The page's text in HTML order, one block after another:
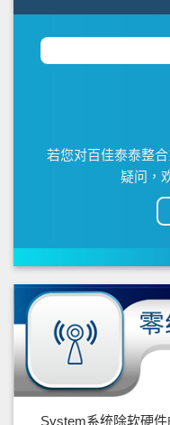
若您对百佳泰泰整
疑问，
System系统除软硬